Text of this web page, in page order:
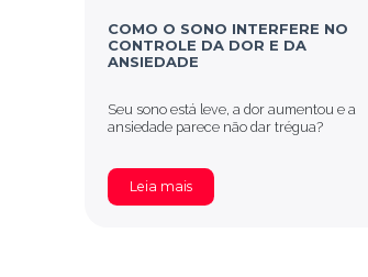
COMO O SONO INTERFERE NO
CONTROLE DA DOR E DA
ANSIEDADE
Seu sono está leve, a dor aumentou e a
ansiedade parece não dar trégua?
Leia mais